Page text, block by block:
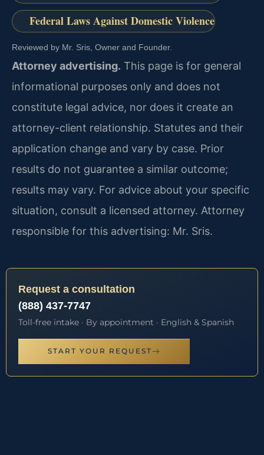
Federal Laws Against Domestic Violence
Reviewed by Mr. Sris, Owner and Founder.
Attorney advertising. This page is for general
informational purposes only and does not
constitute legal advice, nor does it create an
attorney-client relationship. Statutes and their
application change and vary by case. Prior
results do not guarantee a similar outcome;
results may vary. For advice about your specific
situation, consult a licensed attorney. Attorney
responsible for this advertising: Mr. Sris.
Request a consultation
(888) 437-7747
Toll-free intake · By appointment · English & Spanish
START YOUR REQUEST